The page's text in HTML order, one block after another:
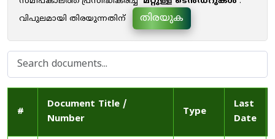
വിപുലമായി തിരയുന്നതിന്
തിരയുക
#
Document Title /
Number
Type
Last
Date